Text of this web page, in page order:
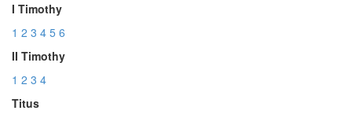
I Timothy
1 2 3 4 5 6
II Timothy
1 2 3 4
Titus